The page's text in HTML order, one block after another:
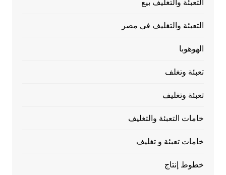
التعبئة والتغليف بيع
التعبئة والتغليف فى مصر
الهوهوبا
تعبئة وتغلف
تعبئة وتغليف
خامات التعبئة والتغليف
خامات تعبئة و تغليف
خطوط إنتاج